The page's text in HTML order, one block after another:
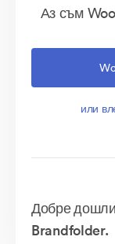
Аз съм
или
Добре
Brandfolder.